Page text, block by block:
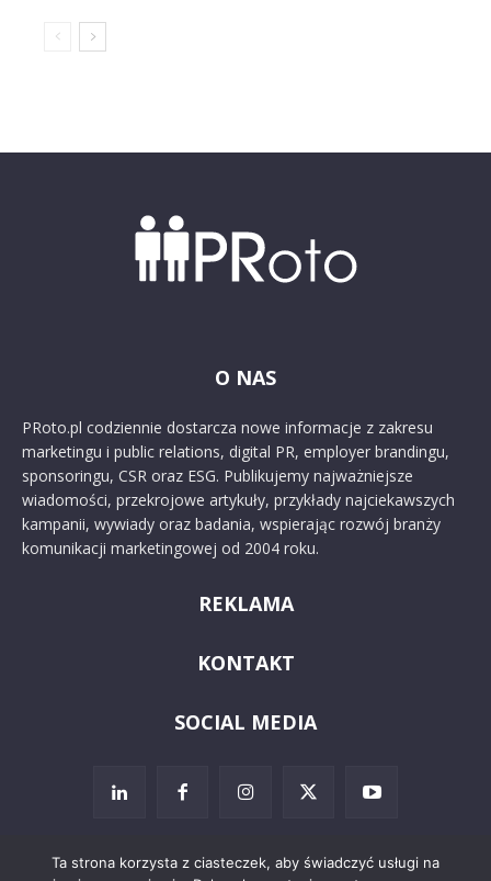
O NAS
PRoto.pl codziennie dostarcza nowe informacje z zakresu
marketingu i public relations, digital PR, employer brandingu,
sponsoringu, CSR oraz ESG. Publikujemy najważniejsze
wiadomości, przekrojowe artykuły, przykłady najciekawszych
kampanii, wywiady oraz badania, wspierając rozwój branży
komunikacji marketingowej od 2004 roku.
REKLAMA
KONTAKT
SOCIAL MEDIA
Ta strona korzysta z ciasteczek, aby świadczyć usługi na